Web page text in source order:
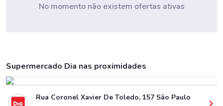
No momento não existem ofertas ativas
Supermercado Dia nas proximidades
Rua Coronel Xavier De Toledo, 157 São Paulo